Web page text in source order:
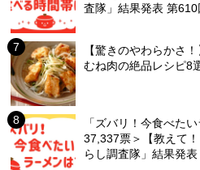
査隊」結果発表 第610
【驚きのやわらかさ
むね肉の絶品レシピ8
「ズバリ！今食べた
37,337票＞【教えて
らし調査隊」結果発表